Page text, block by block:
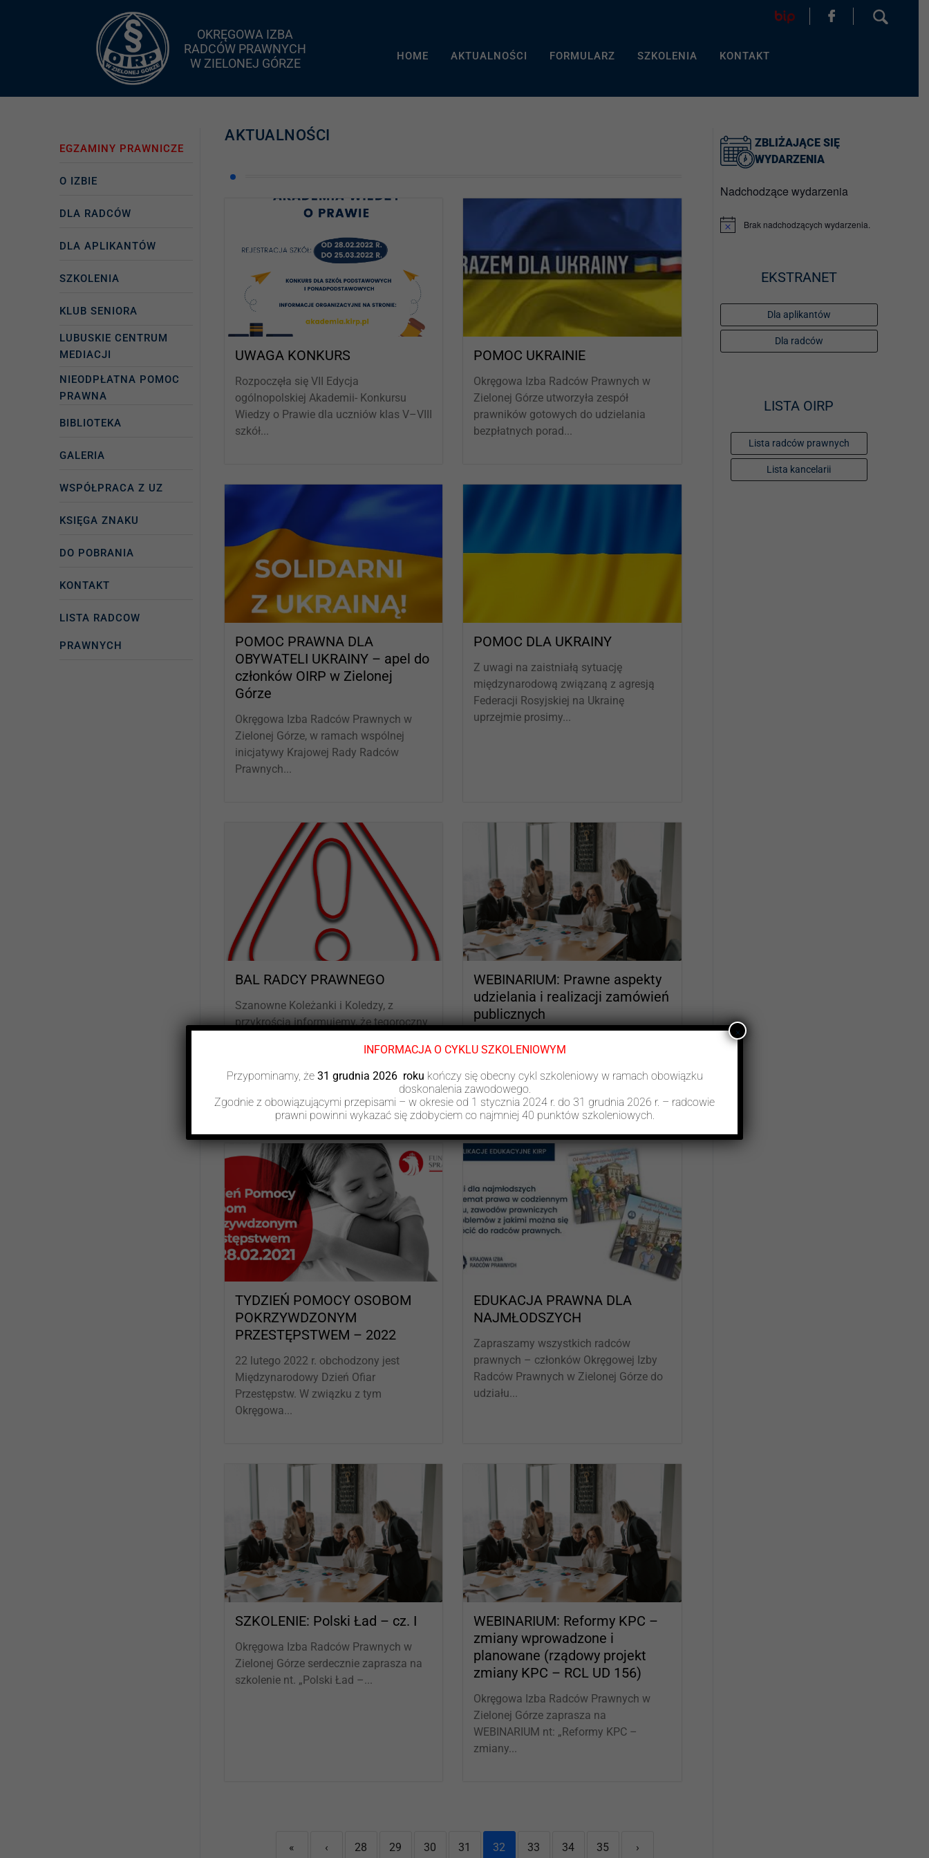
FORMULARZ
SZKOLENIA
KONTAKT
EGZAMINY
PRAWNICZE
O IZBIE
DLA APLIKANTÓW
SZKOLENIA
KLUB SENIORA
OKRĘGOWA IZBA
RADCÓW PRAWNYCH
W ZIELONEJ GÓRZE
HOME AKTUALNOŚCI FORMULARZ SZKOLENIA KONTAKT
EGZAMINY PRAWNICZE
O IZBIE
DLA RADCÓW
DLA APLIKANTÓW
SZKOLENIA
KLUB SENIORA
LUBUSKIE CENTRUM
MEDIACJI
NIEODPŁATNA POMOC
PRAWNA
BIBLIOTEKA
GALERIA
WSPÓŁPRACA Z UZ
KSIĘGA ZNAKU
DO POBRANIA
KONTAKT
LISTA RADCOW
PRAWNYCH
AKTUALNOŚCI
UWAGA KONKURS
Rozpoczęła się VII Edycja
ogólnopolskiej Akademii- Konkursu
Wiedzy o Prawie dla uczniów klas V–VIII
szkół...
POMOC UKRAINIE
Okręgowa Izba Radców Prawnych w
Zielonej Górze utworzyła zespół
prawników gotowych do udzielania
bezpłatnych porad...
POMOC PRAWNA DLA
OBYWATELI UKRAINY – apel do
członków OIRP w Zielonej
Górze
Okręgowa Izba Radców Prawnych w
Zielonej Górze, w ramach wspólnej
inicjatywy Krajowej Rady Radców
Prawnych...
POMOC DLA UKRAINY
Z uwagi na zaistniałą sytuację
międzynarodową związaną z agresją
Federacji Rosyjskiej na Ukrainę
uprzejmie prosimy...
BAL RADCY PRAWNEGO
Szanowne Koleżanki i Koledzy, z
przykrością informujemy, że tegoroczny
WEBINARIUM: Prawne aspekty
udzielania i realizacji zamówień
publicznych
Zielonej Górze zaprasza na
WEBINARIUM nt: „Prawne aspekty
udzielania i...
TYDZIEŃ POMOCY OSOBOM
POKRZYWDZONYM
PRZESTĘPSTWEM – 2022
22 lutego 2022 r. obchodzony jest
Międzynarodowy Dzień Ofiar
Przestępstw. W związku z tym
Okręgowa...
EDUKACJA PRAWNA DLA
NAJMŁODSZYCH
Zapraszamy wszystkich radców
prawnych – członków Okręgowej Izby
Radców Prawnych w Zielonej Górze do
udziału...
SZKOLENIE: Polski Ład – cz. I
Okręgowa Izba Radców Prawnych w
Zielonej Górze serdecznie zaprasza na
szkolenie nt. „Polski Ład –...
WEBINARIUM: Reformy KPC –
zmiany wprowadzone i
planowane (rządowy projekt
zmiany KPC – RCL UD 156)
Okręgowa Izba Radców Prawnych w
Zielonej Górze zaprasza na
WEBINARIUM nt: „Reformy KPC –
zmiany...
« ‹ 28 29 30 31 32 33 34 35 ›
ZBLIŻAJĄCE SIĘ
WYDARZENIA
Nadchodzące wydarzenia
m
e
i
Brak nadchodzących wydarzenia.
EKSTRANET
Dla aplikantów
Dla radców
LISTA OIRP
Lista radców prawnych
Lista kancelarii
INFORMACJA O CYKLU SZKOLENIOWYM
Przypominamy, że 31 grudnia 2026 roku kończy się obecny cykl szkoleniowy w ramach obowiązku
doskonalenia zawodowego.
Zgodnie z obowiązującymi przepisami – w okresie od 1 stycznia 2024 r. do 31 grudnia 2026 r. – radcowie
prawni powinni wykazać się zdobyciem co najmniej 40 punktów szkoleniowych.
×